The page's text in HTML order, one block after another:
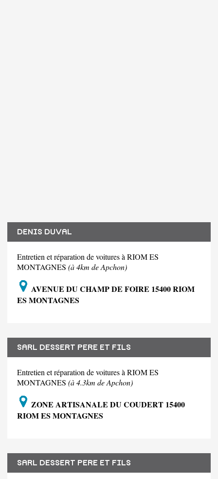
DENIS DUVAL
Entretien et réparation de voitures à RIOM ES
MONTAGNES (à 4km de Apchon)
AVENUE DU CHAMP DE FOIRE 15400 RIOM
ES MONTAGNES
SARL DESSERT PERE ET FILS
Entretien et réparation de voitures à RIOM ES
MONTAGNES (à 4.3km de Apchon)
ZONE ARTISANALE DU COUDERT 15400
RIOM ES MONTAGNES
SARL DESSERT PERE ET FILS